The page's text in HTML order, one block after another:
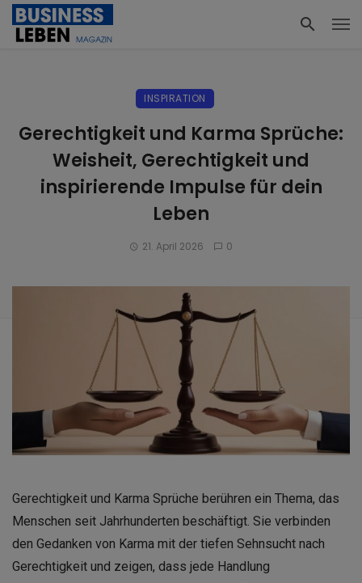
INSPIRATION
Gerechtigkeit und Karma Sprüche:
Weisheit, Gerechtigkeit und
inspirierende Impulse für dein
Leben
21. April 2026 0
Gerechtigkeit und Karma Sprüche berühren ein Thema, das
Menschen seit Jahrhunderten beschäftigt. Sie verbinden
den Gedanken von Karma mit der tiefen Sehnsucht nach
Gerechtigkeit und zeigen, dass jede Handlung